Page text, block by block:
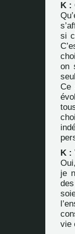
K :
si
on
Ce
K :
je
vie